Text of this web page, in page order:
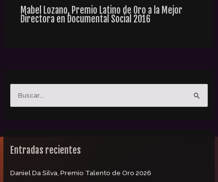
Mabel Lozano, Premio Latino de Oro a la Mejor
Directora en Documental Social 2016
a
p
Entradas recientes
Daniel Da Silva, Premio Talento de Oro 2026